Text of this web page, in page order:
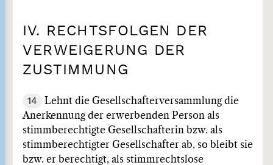
IV. RECHTSFOLGEN DER
VERWEIGERUNG DER
ZUSTIMMUNG
14
Lehnt die Gesellschafterversammlung die
Anerkennung der erwerbenden Person als
stimmberechtigte Gesellschafterin bzw. als
stimmberechtigter Gesellschafter ab, so bleibt sie
bzw. er berechtigt, als stimmrechtslose